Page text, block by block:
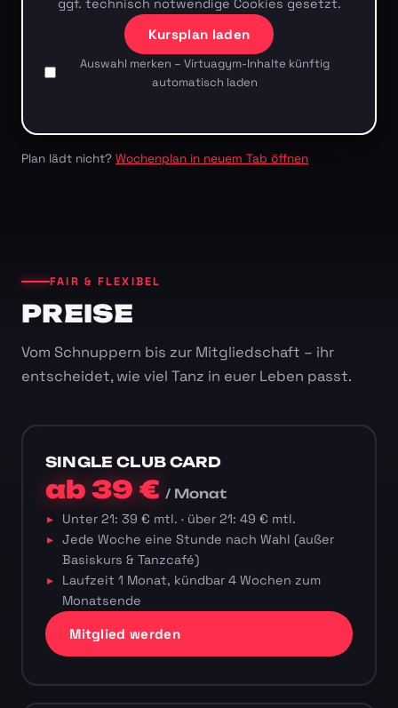
ggf. technisch notwendige Cookies gesetzt.
Kursplan laden
Auswahl merken – Virtuagym-Inhalte künftig
automatisch laden
Plan lädt nicht? Wochenplan in neuem Tab öffnen
FAIR & FLEXIBEL
PREISE
Vom Schnuppern bis zur Mitgliedschaft – ihr
entscheidet, wie viel Tanz in euer Leben passt.
SINGLE CLUB CARD
ab 39 €/ Monat
Unter 21: 39 € mtl. · über 21: 49 € mtl.
Jede Woche eine Stunde nach Wahl (außer
Basiskurs & Tanzcafé)
Laufzeit 1 Monat, kündbar 4 Wochen zum
Monatsende
Mitglied werden